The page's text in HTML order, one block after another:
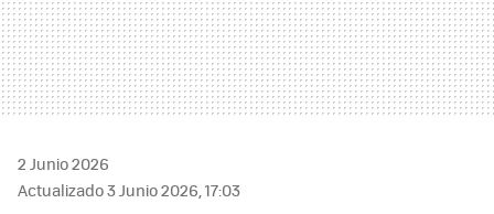
2 Junio 2026
Actualizado 3 Junio 2026, 17:03